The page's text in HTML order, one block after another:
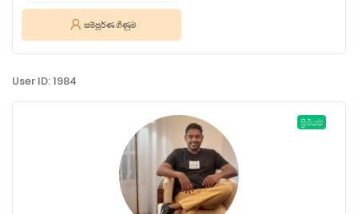
සම්පූර්ණ ගිණුම
User ID: 1984
ප්‍රිමියම්